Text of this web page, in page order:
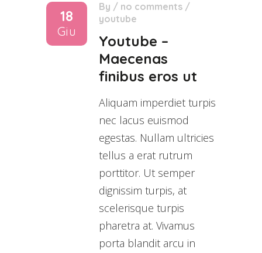
18
Giu
By / no comments /
youtube
Youtube –
Maecenas
finibus eros ut
Aliquam imperdiet turpis
nec lacus euismod
egestas. Nullam ultricies
tellus a erat rutrum
porttitor. Ut semper
dignissim turpis, at
scelerisque turpis
pharetra at. Vivamus
porta blandit arcu in